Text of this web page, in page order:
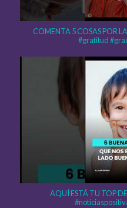
COMENTA 5 COSAS POR
#gratitud
AQUÍ ESTÁ TU TOP